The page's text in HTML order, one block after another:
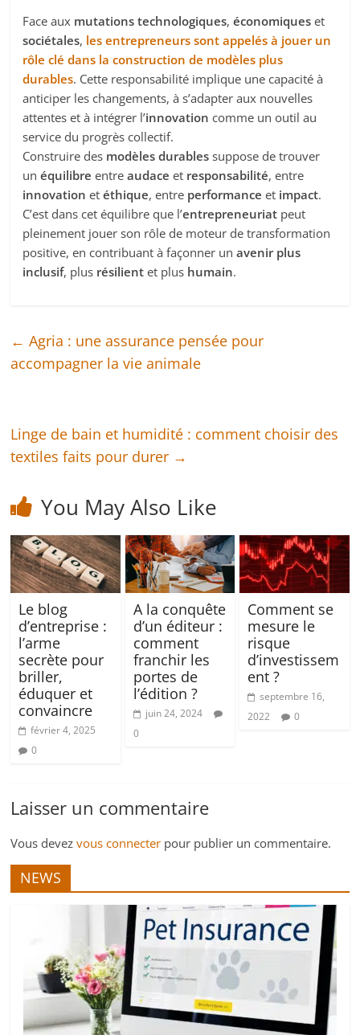
Face aux mutations technologiques,économiques et
sociétales, lesentrepreneurs sont appelés à jouer un
rôle clé dans la construction de modèles plus
durables. Cette responsabilité implique une capacité à
anticiper les changements, à s’adapter aux nouvelles
attentes et à intégrer l’innovation comme un outil au
service du progrès collectif.
Construire des modèles durables suppose de trouver
unéquilibre entreaudace et responsabilité, entre
innovation etéthique, entre performance et impact.
C’est dans cet équilibre que l’entrepreneuriat peut
pleinement jouer son rôle de moteur de transformation
positive, en contribuant à façonner unavenir plus
inclusif, plus résilient et plus humain.
← Agria : une assurance pensée pour
accompagner la vie animale
Linge de bain et humidité : comment choisir des
textiles faits pour durer →
You May Also Like
Le blog
d’entreprise :
l’arme
secrète pour
briller,
éduquer et
convaincre
février 4, 2025
0
A la conquête
d’un éditeur :
comment
franchir les
portes de
l’édition ?
juin 24, 2024
0
Comment se
mesure le
risque
d’investissem
ent ?
septembre 16,
2022
0
Laisser un commentaire
Vous devezvous connecter pour publier un commentaire.
NEWS